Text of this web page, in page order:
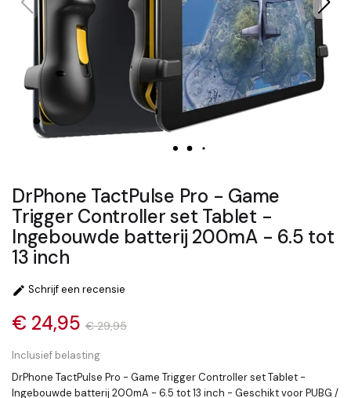
DrPhone TactPulse Pro - Game
Trigger Controller set Tablet -
Ingebouwde batterij 200mA - 6.5 tot
13 inch
 Schrijf een recensie
€ 24,95 € 29,95
Inclusief belasting
DrPhone TactPulse Pro - Game Trigger Controller set Tablet -
Ingebouwde batterij 200mA - 6.5 tot 13 inch - Geschikt voor PUBG /